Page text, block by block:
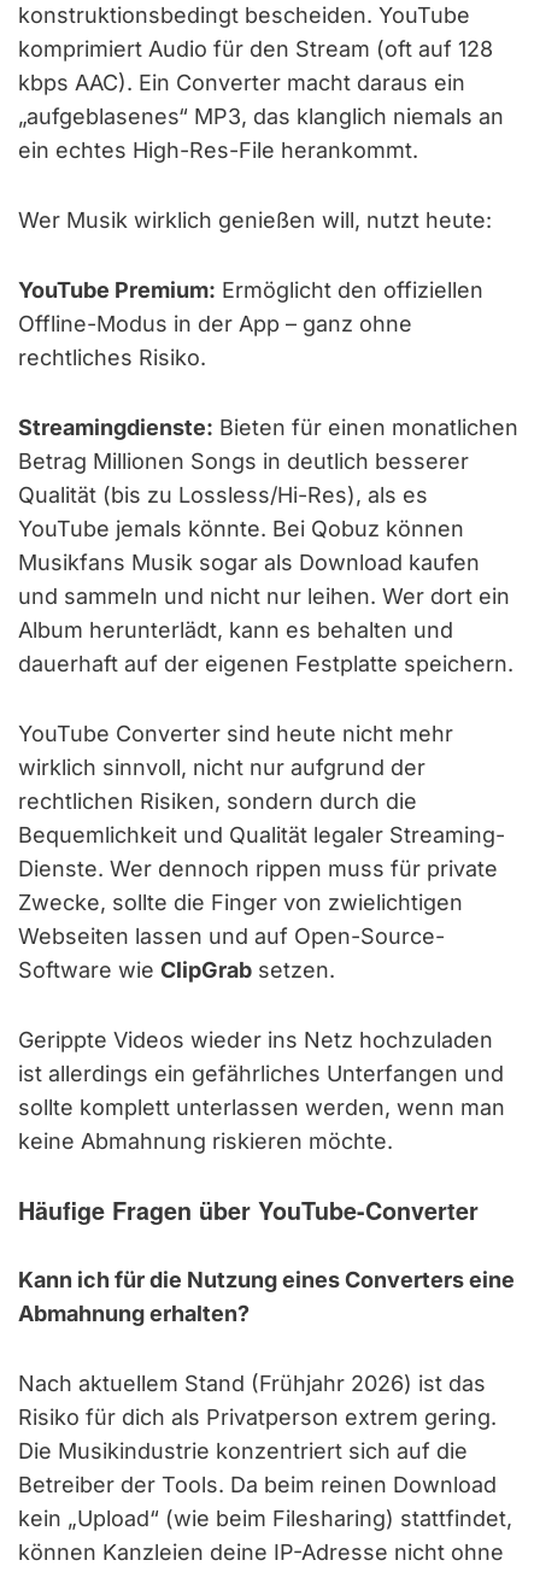
konstruktionsbedingt bescheiden. YouTube
komprimiert Audio für den Stream (oft auf 128
kbps AAC). Ein Converter macht daraus ein
„aufgeblasenes“ MP3, das klanglich niemals an
ein echtes High-Res-File herankommt.
Wer Musik wirklich genießen will, nutzt heute:
YouTube Premium: Ermöglicht den offiziellen
Offline-Modus in der App – ganz ohne
rechtliches Risiko.
Streamingdienste: Bieten für einen monatlichen
Betrag Millionen Songs in deutlich besserer
Qualität (bis zu Lossless/Hi-Res), als es
YouTube jemals könnte. Bei Qobuz können
Musikfans Musik sogar als Download kaufen
und sammeln und nicht nur leihen. Wer dort ein
Album herunterlädt, kann es behalten und
dauerhaft auf der eigenen Festplatte speichern.
YouTube Converter sind heute nicht mehr
wirklich sinnvoll, nicht nur aufgrund der
rechtlichen Risiken, sondern durch die
Bequemlichkeit und Qualität legaler Streaming-
Dienste. Wer dennoch rippen muss für private
Zwecke, sollte die Finger von zwielichtigen
Webseiten lassen und auf Open-Source-
Software wie ClipGrab setzen.
Gerippte Videos wieder ins Netz hochzuladen
ist allerdings ein gefährliches Unterfangen und
sollte komplett unterlassen werden, wenn man
keine Abmahnung riskieren möchte.
Häufige Fragen über YouTube-Converter
Kann ich für die Nutzung eines Converters eine
Abmahnung erhalten?
Nach aktuellem Stand (Frühjahr 2026) ist das
Risiko für dich als Privatperson extrem gering.
Die Musikindustrie konzentriert sich auf die
Betreiber der Tools. Da beim reinen Download
kein „Upload“ (wie beim Filesharing) stattfindet,
können Kanzleien deine IP-Adresse nicht ohne